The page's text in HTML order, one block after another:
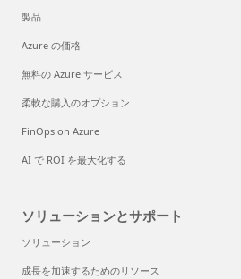
製品
Azure の価格
無料の Azure サービス
柔軟な購入のオプション
FinOps on Azure
AI で ROI を最大化する
ソリューションとサポート
ソリューション
成長を加速するためのリソース